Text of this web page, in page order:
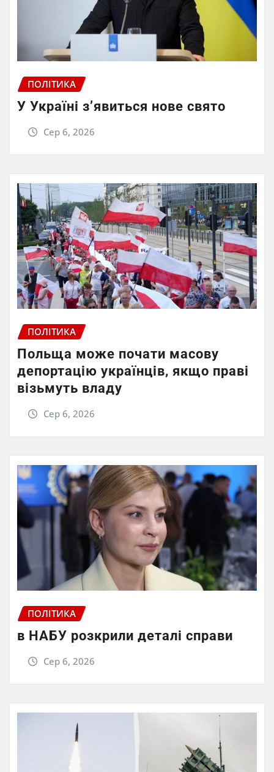
ПОЛІТИКА
У Україні з’явиться нове свято
Сер 6, 2026
ПОЛІТИКА
Польща може почати масову
депортацію українців, якщо праві
візьмуть владу
Сер 6, 2026
ПОЛІТИКА
в НАБУ розкрили деталі справи
Сер 6, 2026